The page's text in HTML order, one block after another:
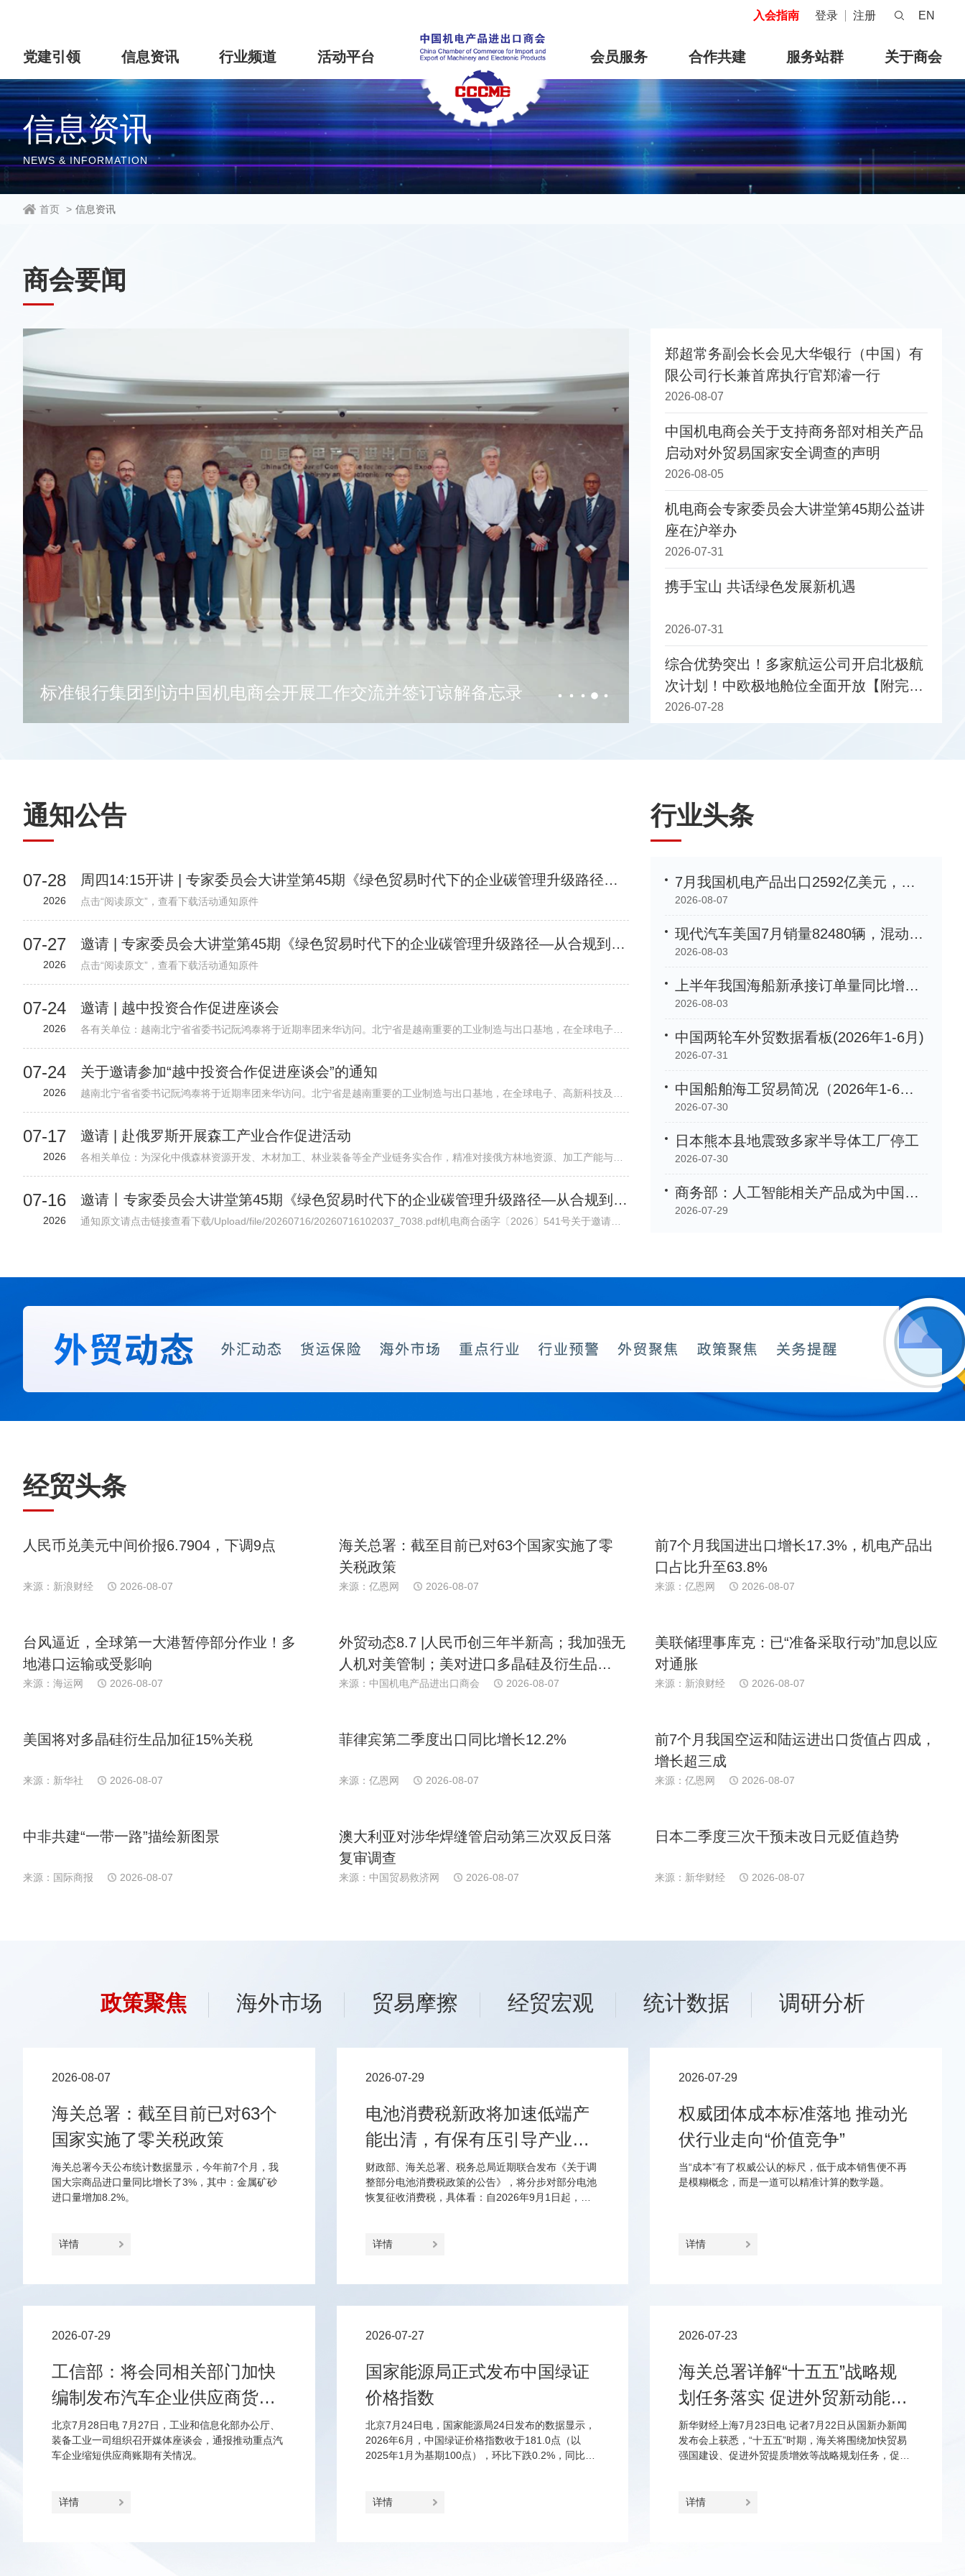
入会指南 登录 注册 EN
党建引领 信息资讯 行业频道 活动平台 会员服务 合作共建 服务站群 关于商会
信息资讯
NEWS & INFORMATION
首页 > 信息资讯
商会要闻
标准银行集团到访中国机电商会开展工作交流并签订谅解备忘录 2025中国（上海）国际技术合作大会成功
郑超常务副会长会见大华银行（中国）有
限公司行长兼首席执行官郑濬一行
2026-08-07
中国机电商会关于支持商务部对相关产品
启动对外贸易国家安全调查的声明
2026-08-05
机电商会专家委员会大讲堂第45期公益讲
座在沪举办
2026-07-31
携手宝山 共话绿色发展新机遇
2026-07-31
综合优势突出！多家航运公司开启北极航
次计划！中欧极地舱位全面开放【附完整
船期表】
2026-07-28
通知公告
07-28
2026
周四14:15开讲 | 专家委员会大讲堂第45期《绿色贸易时代下的企业碳管理升级路径—从合规到竞争力》
点击“阅读原文”，查看下载活动通知原件
07-27
2026
邀请 | 专家委员会大讲堂第45期《绿色贸易时代下的企业碳管理升级路径—从合规到竞争力》
点击“阅读原文”，查看下载活动通知原件
07-24
2026
邀请 | 越中投资合作促进座谈会
各有关单位：越南北宁省省委书记阮鸿泰将于近期率团来华访问。北宁省是越南重要的工业制造与出口基地，在全球电子、高新科技及智能制造领域形成了一定产业规模。依托其地理位置、基础设施以及当地政府“与企业同行”...
07-24
2026
关于邀请参加“越中投资合作促进座谈会”的通知
越南北宁省省委书记阮鸿泰将于近期率团来华访问。北宁省是越南重要的工业制造与出口基地，在全球电子、高新科技及智能制造领域形成了一定产业规模。依托其地理位置、基础设施以及当地政府“与企业同行”的投资服务配套机制，北宁省已吸引多家跨国企业入驻，成为外资企业在越南布局的重要选项之一。 为进一步促进中国与越南地方政府间经贸交流合作，加强中国企业对越南北宁省贸易投资环境的了解，北宁省人民委员会和越南驻华大使馆将于8月24日（星期一）在北京共同举办“越中投资合作促进座谈会-北宁省:携手同行共创未来”。会议包括相关领导致辞、北宁省推介片、投资政策推介、实践案例分享、投资证书颁发仪式、省领导总结发言等多个环节，具体安排请见附件活动初步议程。 近年来，机电商会受邀配合越南方面举办多场投资、贸易与旅游促进活动，为两国企业搭建对接平台，推动了双边在经贸、投资等领域的务实合作。受越南驻华使馆委托，机电商会将再次支持本次活动，现邀请与北宁省重点合作领域相关的企业参会并开展交流。请有意参会的企业于8月19日前打开下方链接，或扫描下方二维码在线报名。我会将根据使馆要求进行企业适配度审核，最终参会请以我会邮件通知为准。
07-17
2026
邀请 | 赴俄罗斯开展森工产业合作促进活动
各相关单位：为深化中俄森林资源开发、木材加工、林业装备等全产业链务实合作，精准对接俄方林地资源、加工产能与对华合作政策，我会拟组织行业企业于2026年7月底赴俄罗斯开展林业专项商务考察。目前境外详细行程、...
07-16
2026
邀请丨专家委员会大讲堂第45期《绿色贸易时代下的企业碳管理升级路径—从合规到竞争力》公益讲座
通知原文请点击链接查看下载/Upload/file/20260716/20260716102037_7038.pdf机电商合函字〔2026〕541号关于邀请参加中国机电商会专家委员会大讲堂第45期公益讲座《绿色贸易时代下的企业碳管理升级路径—从合规到竞争力》的函各有关单位： 党的十八大以来，党中央实施积极应对气候变化国家战略，作出实现碳达峰碳中和的重大战略决策。中国机电产品进出口商会（以下简称“机电商会”）积极落实党中央决策部署，始终致力于提升企业
行业头条
7月我国机电产品出口2592亿美元，同比增长33.9%
2026-08-07
现代汽车美国7月销量82480辆，混动车型增长35%创新高
2026-08-03
上半年我国海船新承接订单量同比增长105.2%
2026-08-03
中国两轮车外贸数据看板(2026年1-6月)
2026-07-31
中国船舶海工贸易简况（2026年1-6月）
2026-07-30
日本熊本县地震致多家半导体工厂停工
2026-07-30
商务部：人工智能相关产品成为中国外贸「新名片」
2026-07-29
经贸头条
人民币兑美元中间价报6.7904，下调9点
来源：新浪财经 2026-08-07
海关总署：截至目前已对63个国家实施了零
关税政策
来源：亿恩网 2026-08-07
前7个月我国进出口增长17.3%，机电产品出
口占比升至63.8%
来源：亿恩网 2026-08-07
台风逼近，全球第一大港暂停部分作业！多
地港口运输或受影响
来源：海运网 2026-08-07
外贸动态8.7 |人民币创三年半新高；我加强无
人机对美管制；美对进口多晶硅及衍生品加
关税；多国港口罢工；日消费连续下滑；欧
来源：中国机电产品进出口商会 2026-08-07
美联储理事库克：已“准备采取行动”加息以应
对通胀
来源：新浪财经 2026-08-07
美国将对多晶硅衍生品加征15%关税
来源：新华社 2026-08-07
菲律宾第二季度出口同比增长12.2%
来源：亿恩网 2026-08-07
前7个月我国空运和陆运进出口货值占四成，
增长超三成
来源：亿恩网 2026-08-07
中非共建“一带一路”描绘新图景
来源：国际商报 2026-08-07
澳大利亚对涉华焊缝管启动第三次双反日落
复审调查
来源：中国贸易救济网 2026-08-07
日本二季度三次干预未改日元贬值趋势
来源：新华财经 2026-08-07
政策聚焦 海外市场 贸易摩擦 经贸宏观 统计数据 调研分析
2026-08-07
海关总署：截至目前已对63个
国家实施了零关税政策
海关总署今天公布统计数据显示，今年前7个月，我
国大宗商品进口量同比增长了3%，其中：金属矿砂
进口量增加8.2%。
详情
2026-07-29
电池消费税新政将加速低端产
能出清，有保有压引导产业优
化结构
财政部、海关总署、税务总局近期联合发布《关于调
整部分电池消费税政策的公告》，将分步对部分电池
恢复征收消费税，具体看：自2026年9月1日起，对
电池延至2027年4月1日起征2%、2028年4月1日起征
详情
2026-07-29
权威团体成本标准落地 推动光
伏行业走向“价值竞争”
当“成本”有了权威公认的标尺，低于成本销售便不再
是模糊概念，而是一道可以精准计算的数学题。
详情
2026-07-29
工信部：将会同相关部门加快
编制发布汽车企业供应商货款
支付规范指引
北京7月28日电 7月27日，工业和信息化部办公厅、
装备工业一司组织召开媒体座谈会，通报推动重点汽
车企业缩短供应商账期有关情况。
详情
2026-07-27
国家能源局正式发布中国绿证
价格指数
北京7月24日电，国家能源局24日发布的数据显示，
2026年6月，中国绿证价格指数收于181.0点（以
2025年1月为基期100点），环比下跌0.2%，同比上
详情
2026-07-23
海关总署详解“十五五”战略规
划任务落实 促进外贸新动能更
加壮大、进出口更加协调
新华财经上海7月23日电 记者7月22日从国新办新闻
发布会上获悉，“十五五”时期，海关将围绕加快贸易
强国建设、促进外贸提质增效等战略规划任务，促进
详情